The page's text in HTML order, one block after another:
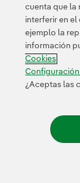
Contacta
Política de
cuenta que la
interferir en
ejemplo la
información
Cookies
¿Aceptas las